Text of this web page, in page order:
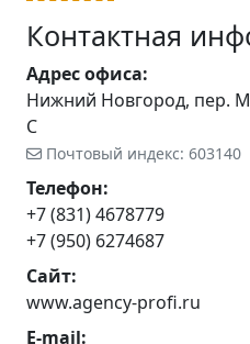
Контактная
Адрес офиса:
Нижний Новгород, пер.
С
Почтовый индекс: 603140
Телефон:
+7 (831) 4678779
+7 (950) 6274687
Сайт:
www.agency-profi.ru
E-mail: